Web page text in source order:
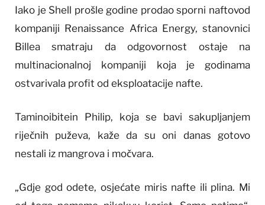
Iako je Shell prošle godine prodao sporni naftovod
kompaniji Renaissance Africa Energy, stanovnici
Billea smatraju da odgovornost ostaje na
multinacionalnoj kompaniji koja je godinama
ostvarivala profit od eksploatacije nafte.
Taminoibitein Philip, koja se bavi sakupljanjem
riječnih puževa, kaže da su oni danas gotovo
nestali iz mangrova i močvara.
„Gdje god odete, osjećate miris nafte ili plina. Mi